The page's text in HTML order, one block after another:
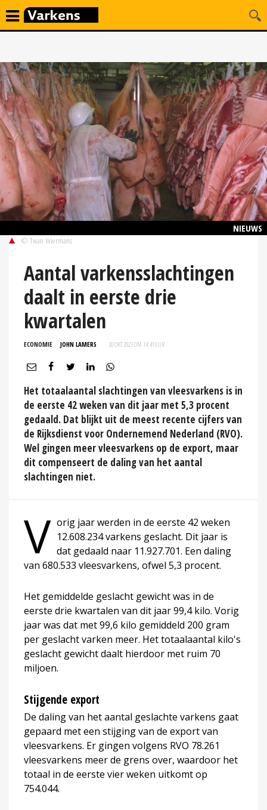
NIEUWS
© Twan Wiermans
Aantal varkensslachtingen
daalt in eerste drie
kwartalen
ECONOMIE JOHN LAMERS 30 OKT 2023 OM 14:41UUR
Het totaalaantal slachtingen van vleesvarkens is in
de eerste 42 weken van dit jaar met 5,3 procent
gedaald. Dat blijkt uit de meest recente cijfers van
de Rijksdienst voor Ondernemend Nederland (RVO).
Wel gingen meer vleesvarkens op de export, maar
dit compenseert de daling van het aantal
slachtingen niet.
V orig jaar werden in de eerste 42 weken
12.608.234 varkens geslacht. Dit jaar is
dat gedaald naar 11.927.701. Een daling
van 680.533 vleesvarkens, ofwel 5,3 procent.
Het gemiddelde geslacht gewicht was in de
eerste drie kwartalen van dit jaar 99,4 kilo. Vorig
jaar was dat met 99,6 kilo gemiddeld 200 gram
per geslacht varken meer. Het totaalaantal kilo's
geslacht gewicht daalt hierdoor met ruim 70
miljoen.
Stijgende export
De daling van het aantal geslachte varkens gaat
gepaard met een stijging van de export van
vleesvarkens. Er gingen volgens RVO 78.261
vleesvarkens meer de grens over, waardoor het
totaal in de eerste vier weken uitkomt op
754.044.